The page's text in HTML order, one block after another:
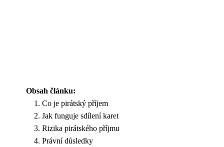
Obsah článku:
Co je pirátský příjem
Jak funguje sdílení karet
Rizika pirátského příjmu
Právní důsledky